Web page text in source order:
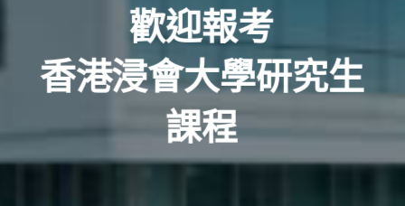
歡迎報考
香港浸會大學研究生
課程